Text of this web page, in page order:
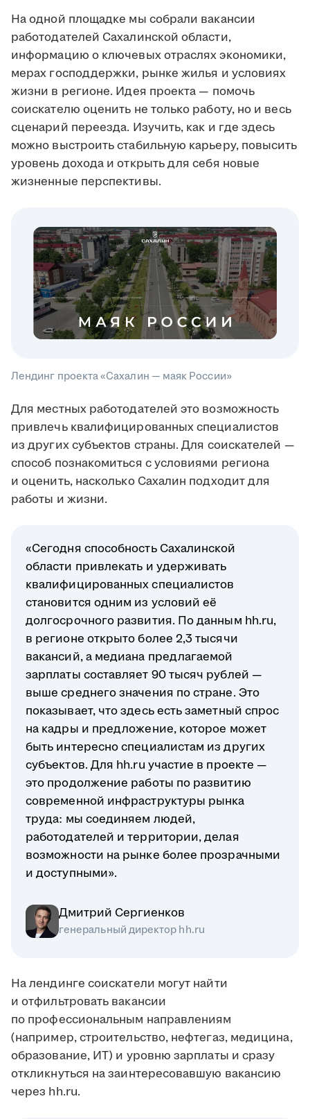
На одной площадке мы собрали вакансии
работодателей Сахалинской области,
информацию о ключевых отраслях экономики,
мерах господдержки, рынке жилья и условиях
жизни в регионе. Идея проекта — помочь
соискателю оценить не только работу, но и весь
сценарий переезда. Изучить, как и где здесь
можно выстроить стабильную карьеру, повысить
уровень дохода и открыть для себя новые
жизненные перспективы.
Лендинг проекта «Сахалин — маяк России»
Для местных работодателей это возможность
привлечь квалифицированных специалистов
из других субъектов страны. Для соискателей —
способ познакомиться с условиями региона
и оценить, насколько Сахалин подходит для
работы и жизни.
«Сегодня способность Сахалинской
области привлекать и удерживать
квалифицированных специалистов
становится одним из условий её
долгосрочного развития. По данным hh.ru,
в регионе открыто более 2,3 тысячи
вакансий, а медиана предлагаемой
зарплаты составляет 90 тысяч рублей —
выше среднего значения по стране. Это
показывает, что здесь есть заметный спрос
на кадры и предложение, которое может
быть интересно специалистам из других
субъектов. Для hh.ru участие в проекте —
это продолжение работы по развитию
современной инфраструктуры рынка
труда: мы соединяем людей,
работодателей и территории, делая
возможности на рынке более прозрачными
и доступными».
Дмитрий Сергиенков
генеральный директор hh.ru
На лендинге соискатели могут найти
и отфильтровать вакансии
по профессиональным направлениям
(например, строительство, нефтегаз, медицина,
образование, ИТ) и уровню зарплаты и сразу
откликнуться на заинтересовавшую вакансию
через hh.ru.